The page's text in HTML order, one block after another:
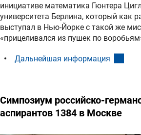
инициативе математика Гюнтера
университета Берлина, который как
выступал в Нью-Йорке с такой же
«прицеливался из пушек по
Дальнейшая информация
Симпозиум российско-
аспирантов 1384 в Москве